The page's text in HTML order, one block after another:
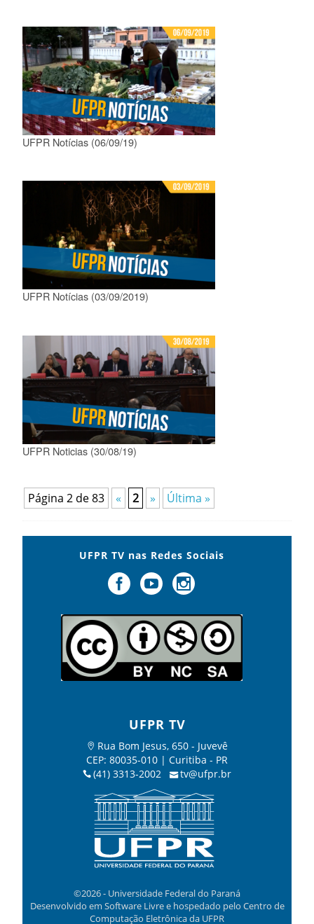
UFPR Notícias (06/09/19)
UFPR Notícias (03/09/2019)
UFPR Noticias (30/08/19)
Página 2 de 83 « 2 » Última »
UFPR TV nas Redes Sociais
UFPR TV
Rua Bom Jesus, 650 - Juvevê
CEP: 80035-010 | Curitiba - PR
(41) 3313-2002
tv@ufpr.br
©2026 - Universidade Federal do Paraná
Desenvolvido em Software Livre e hospedado pelo Centro de
Computação Eletrônica da UFPR